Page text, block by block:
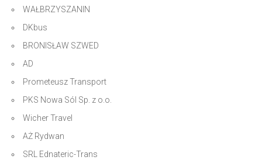
WAŁBRZYSZANIN
DKbus
BRONISŁAW SZWED
AD
Prometeusz Transport
PKS Nowa Sól Sp. z o.o.
Wicher Travel
AŻ Rydwan
SRL Ednateric-Trans